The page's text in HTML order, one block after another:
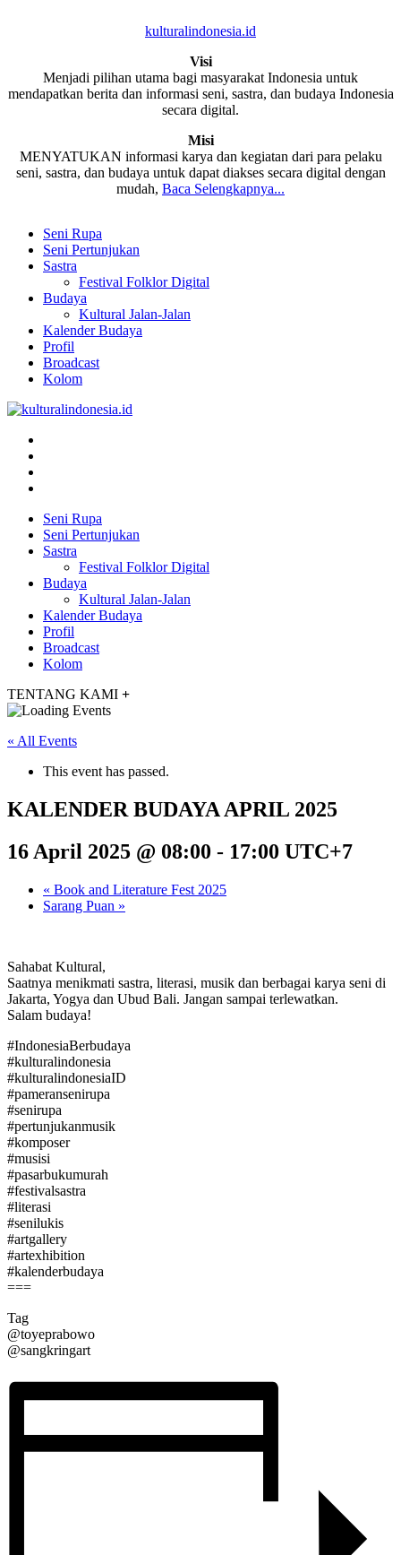
kulturalindonesia.id
Visi
Menjadi pilihan utama bagi masyarakat Indonesia untuk
mendapatkan berita dan informasi seni, sastra, dan budaya Indonesia
secara digital.
Misi
MENYATUKAN informasi karya dan kegiatan dari para pelaku
seni, sastra, dan budaya untuk dapat diakses secara digital dengan
mudah, Baca Selengkapnya...
Seni Rupa
Seni Pertunjukan
Sastra
Festival Folklor Digital
Budaya
Kultural Jalan-Jalan
Kalender Budaya
Profil
Broadcast
Kolom
Seni Rupa
Seni Pertunjukan
Sastra
Festival Folklor Digital
Budaya
Kultural Jalan-Jalan
Kalender Budaya
Profil
Broadcast
Kolom
TENTANG KAMI +
« All Events
This event has passed.
KALENDER BUDAYA APRIL 2025
16 April 2025 @ 08:00 - 17:00 UTC+7
« Book and Literature Fest 2025
Sarang Puan »
Sahabat Kultural,
Saatnya menikmati sastra, literasi, musik dan berbagai karya seni di
Jakarta, Yogya dan Ubud Bali. Jangan sampai terlewatkan.
Salam budaya!
#IndonesiaBerbudaya
#kulturalindonesia
#kulturalindonesiaID
#pameransenirupa
#senirupa
#pertunjukanmusik
#komposer
#musisi
#pasarbukumurah
#festivalsastra
#literasi
#senilukis
#artgallery
#artexhibition
#kalenderbudaya
===
Tag
@toyeprabowo
@sangkringart